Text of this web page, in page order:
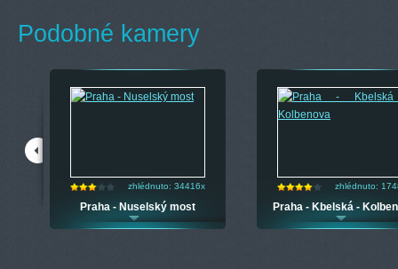
Podobné kamery
zhlédnuto: 34416x
Praha - Nuselský most
zhlédnuto:
Praha - Kbelská -